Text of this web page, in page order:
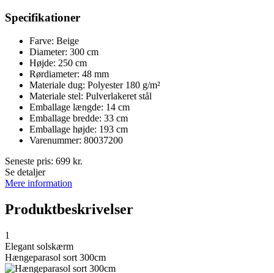
Specifikationer
Farve: Beige
Diameter: 300 cm
Højde: 250 cm
Rørdiameter: 48 mm
Materiale dug: Polyester 180 g/m²
Materiale stel: Pulverlakeret stål
Emballage længde: 14 cm
Emballage bredde: 33 cm
Emballage højde: 193 cm
Varenummer: 80037200
Seneste pris: 699 kr.
Se detaljer
Mere information
Produktbeskrivelser
1
Elegant solskærm
Hængeparasol sort 300cm